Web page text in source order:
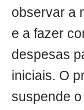
observar a
e a fazer
despesas
iniciais. O
suspende